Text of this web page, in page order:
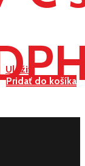
Uložiť
Pridať do košíka